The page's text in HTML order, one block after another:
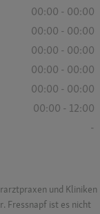
00:00 - 00:00
00:00 - 00:00
00:00 - 00:00
00:00 - 00:00
00:00 - 00:00
00:00 - 12:00
-
und Kliniken
Fressnapf ist es nicht